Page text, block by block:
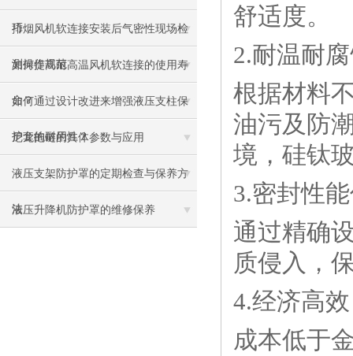
巧
排烟风机软连接安装后气密性现场检
测操作规范
如何提高耐高温风机软连接的使用寿
命？
如何通过设计改进来增强液压支柱保
护套的耐用性？
尼龙拖链的具体参数与应用
液压支架防护罩的定期检查与保养方
法
液压升降机防护罩的维修保养
舒适度。
2.耐温耐
根据材料
油污及防
境，硅钛
3.密封性
通过精确
质侵入，
4.经济高效
成本低于